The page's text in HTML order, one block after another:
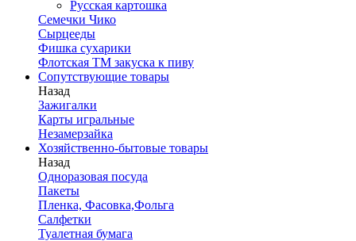
Русская картошка
Семечки Чико
Сырцееды
Фишка сухарики
Флотская ТМ закуска к пиву
Сопутствующие товары
Назад
Зажигалки
Карты игральные
Незамерзайка
Хозяйственно-бытовые товары
Назад
Одноразовая посуда
Пакеты
Пленка, Фасовка,Фольга
Салфетки
Туалетная бумага